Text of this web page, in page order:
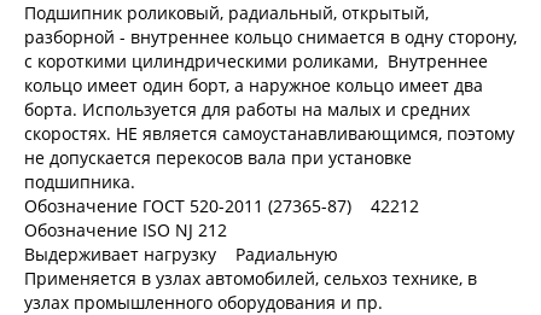
Подшипник роликовый, радиальный, открытый,
разборной - внутреннее кольцо снимается в одну сторону,
с короткими цилиндрическими роликами, Внутреннее
кольцо имеет один борт, а наружное кольцо имеет два
борта. Используется для работы на малых и средних
скоростях. НЕ является самоустанавливающимся, поэтому
не допускается перекосов вала при установке
подшипника.
Обозначение ГОСТ 520-2011 (27365-87) 42212
Обозначение ISO NJ 212
Выдерживает нагрузку Радиальную
Применяется в узлах автомобилей, сельхоз технике, в
узлах промышленного оборудования и пр.